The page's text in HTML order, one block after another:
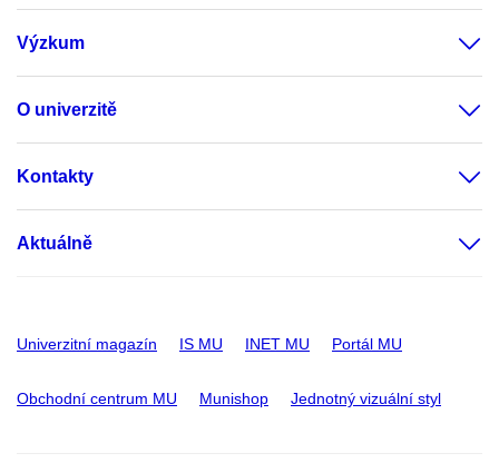
Výzkum
O univerzitě
Kontakty
Aktuálně
Univerzitní magazín IS MU INET MU Portál MU
Obchodní centrum MU Munishop Jednotný vizuální styl